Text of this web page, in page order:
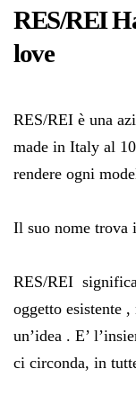
RES/REI
love
RES/REI è una
made in Italy al
rendere ogni
Il suo nome trova
RES/REI
oggetto esistente
un’idea . E’
ci circonda, in